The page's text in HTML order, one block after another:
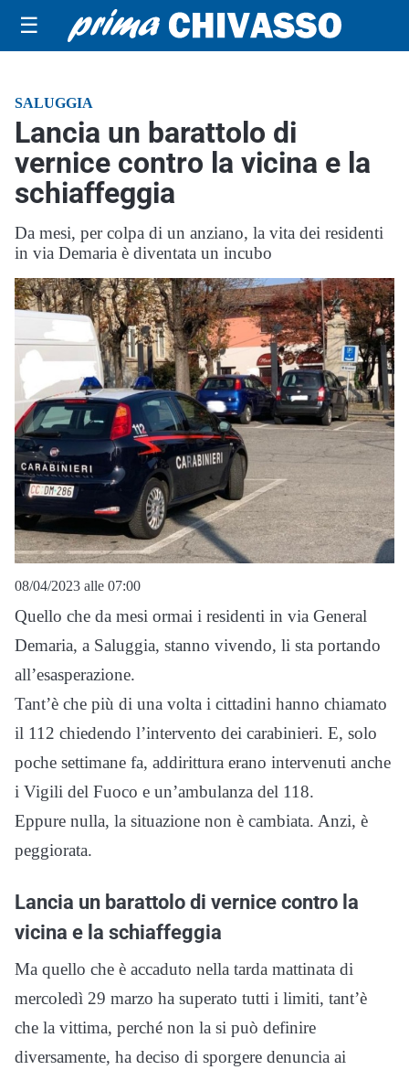
☰
SALUGGIA
Lancia un barattolo di
vernice contro la vicina e la
schiaffeggia
Da mesi, per colpa di un anziano, la vita dei residenti
in via Demaria è diventata un incubo
08/04/2023 alle 07:00
Quello che da mesi ormai i residenti in via General
Demaria, a Saluggia, stanno vivendo, li sta portando
all’esasperazione.
Tant’è che più di una volta i cittadini hanno chiamato
il 112 chiedendo l’intervento dei carabinieri. E, solo
poche settimane fa, addirittura erano intervenuti anche
i Vigili del Fuoco e un’ambulanza del 118.
Eppure nulla, la situazione non è cambiata. Anzi, è
peggiorata.
Lancia un barattolo di vernice contro la
vicina e la schiaffeggia
Ma quello che è accaduto nella tarda mattinata di
mercoledì 29 marzo ha superato tutti i limiti, tant’è
che la vittima, perché non la si può definire
diversamente, ha deciso di sporgere denuncia ai